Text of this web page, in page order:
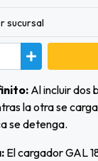
sucursal
Al incluir dos
la otra se
se detenga.
El cargador GAL